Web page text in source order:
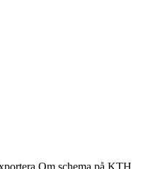
Om schema på KTH